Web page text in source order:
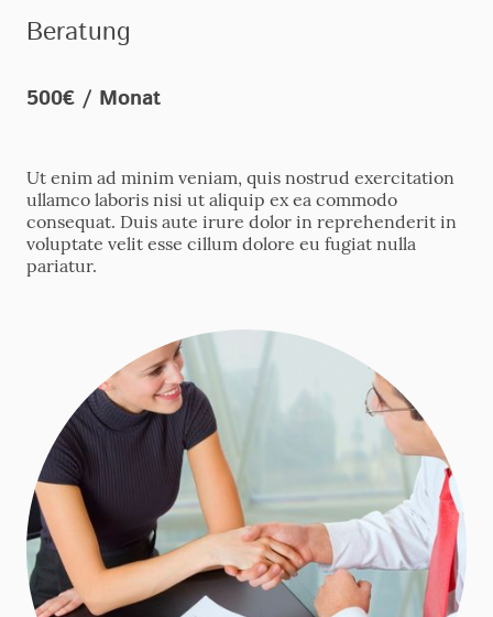
Beratung
500€ / Monat
Ut enim ad minim veniam, quis nostrud exercitation
ullamco laboris nisi ut aliquip ex ea commodo
consequat. Duis aute irure dolor in reprehenderit in
voluptate velit esse cillum dolore eu fugiat nulla
pariatur.